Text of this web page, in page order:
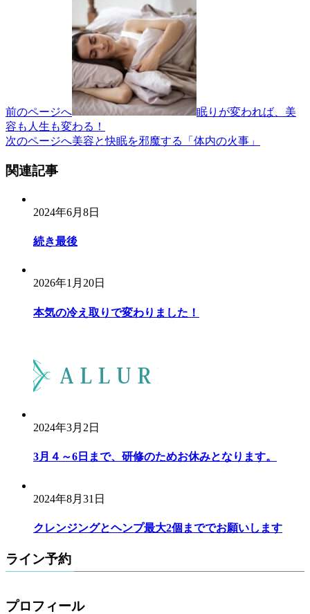
ー
シ
ン
前のページへ
眠りが変われば、美
容も人生も変わる！
次のページへ美容と快眠を邪魔する「体内の火事」
関連記事
2024年6月8日
続き最後
2026年1月20日
本気の冷え取りで変わりました！
2024年3月2日
3月４～6日まで、研修のためお休みとなります。
2024年8月31日
クレンジングとヘンプ最大2個まででお願いします
ライン予約
プロフィール